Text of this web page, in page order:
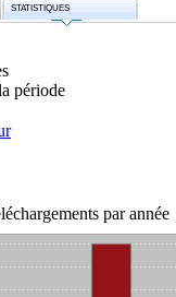
STATISTIQUES